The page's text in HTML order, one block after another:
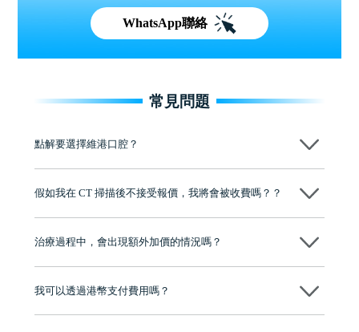
WhatsApp聯絡
常見問題
點解要選擇維港口腔？
牌」、「2025香港企業領袖品牌」，是諾貝爾種植系統全球放心植牙中
至今已服務超過三十個國家和地區的顧客，受到粵港澳大灣區及周邊城
有咨詢及服務保障中心，有任何問題都可以隨時預約免費咨詢，讓人十
假如我在 CT 掃描後不接受報價，我將會被收費嗎？？
治療過程中，會出現額外加價的情況嗎？
我可以透過港幣支付費用嗎？
可以。維港口腔會按照當日匯率轉算收取費用，而匯率會及時告知客人